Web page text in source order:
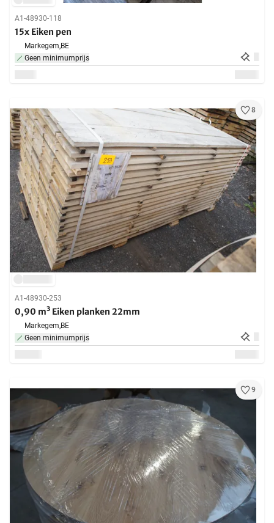
A1-48930-118
15x Eiken pen
Markegem,BE
Geen minimumprijs
8
A1-48930-253
0,90 m³ Eiken planken 22mm
Markegem,BE
Geen minimumprijs
9